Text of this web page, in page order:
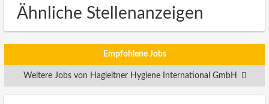
Ähnliche Stellenanzeigen
Empfohlene Jobs
Weitere Jobs von Hagleitner Hygiene International GmbH